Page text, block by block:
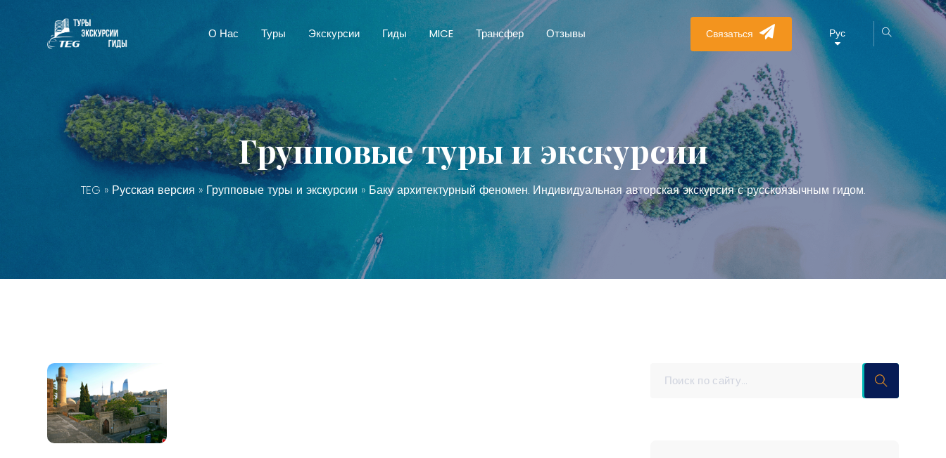
О Нас Туры Экскурсии Гиды MICE Трансфер Отзывы Связаться Рус
Групповые туры и экскурсии
TEG » Русская версия »Групповые туры и экскурсии » Баку архитектурный феномен. Индивидуальная авторская экскурсия с русскоязычным гидом.